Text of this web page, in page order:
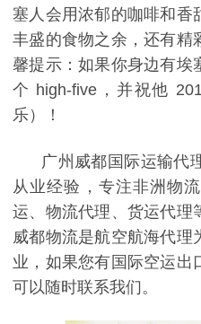
塞人会用浓郁的咖啡和香
丰盛的食物之余，还有精
馨提示：如果你身边有埃
个 high-five，并祝他
乐）！
广州威都国际运输代
从业经验，专注非洲物
运、物流代理、货运代理
威都物流是航空航海代理
业，如果您有国际空运出
可以随时联系我们。